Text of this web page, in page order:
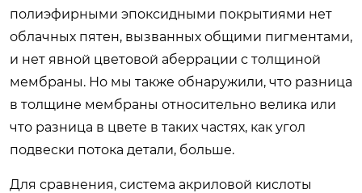
полиэфирными эпоксидными покрытиями нет
облачных пятен, вызванных общими пигментами,
и нет явной цветовой аберрации с толщиной
мембраны. Но мы также обнаружили, что разница
в толщине мембраны относительно велика или
что разница в цвете в таких частях, как угол
подвески потока детали, больше.
Для сравнения, система акриловой кислоты